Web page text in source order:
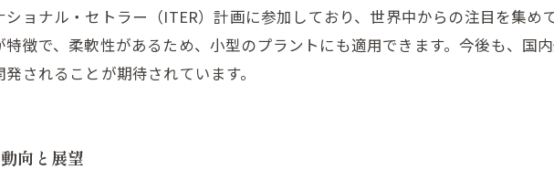
ョナル・セトラー（ITER）計画に参加しており、世界中からの注目を集め
特徴で、柔軟性があるため、小型のプラントにも適用できます。今後も、国
されることが期待されています。
向と展望